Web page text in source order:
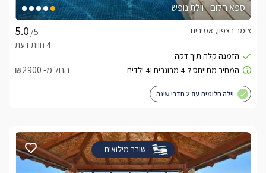
ספא חלום - וילת נופש
/5
צימר בצפון, אמירים
החל מ- ₪2900
וילה חלומית עם 2 חדרי שינה
שובר מילואים